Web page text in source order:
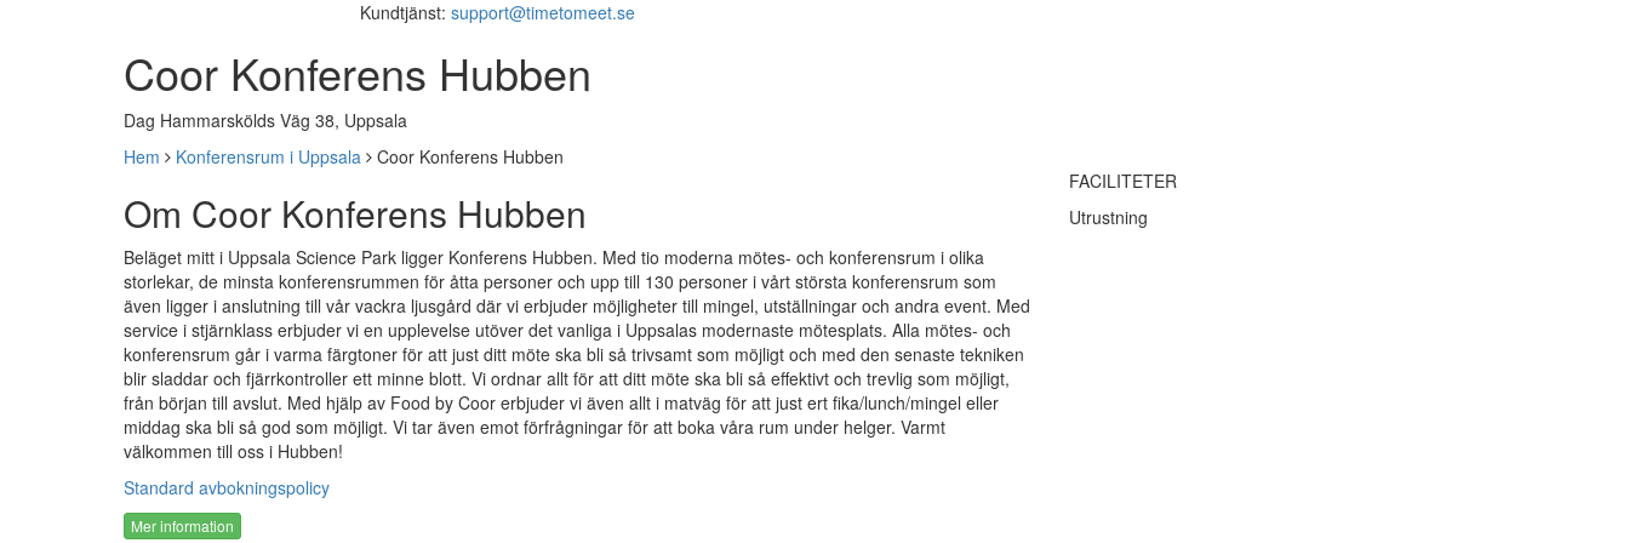
Kundtjänst: support@timetomeet.se
Coor Konferens Hubben
Dag Hammarskölds Väg 38, Uppsala
Hem
Konferensrum i Uppsala Coor Konferens Hubben
Om Coor Konferens Hubben
Beläget mitt i Uppsala Science Park ligger Konferens Hubben. Med tio moderna mötes- och konferensrum i olika
storlekar, de minsta konferensrummen för åtta personer och upp till 130 personer i vårt största konferensrum som
även ligger i anslutning till vår vackra ljusgård där vi erbjuder möjligheter till mingel, utställningar och andra event. Med
service i stjärnklass erbjuder vi en upplevelse utöver det vanliga i Uppsalas modernaste mötesplats. Alla mötes- och
konferensrum går i varma färgtoner för att just ditt möte ska bli så trivsamt som möjligt och med den senaste tekniken
blir sladdar och fjärrkontroller ett minne blott. Vi ordnar allt för att ditt möte ska bli så effektivt och trevlig som möjligt,
från början till avslut. Med hjälp av Food by Coor erbjuder vi även allt i matväg för att just ert fika/lunch/mingel eller
middag ska bli så god som möjligt. Vi tar även emot förfrågningar för att boka våra rum under helger. Varmt
välkommen till oss i Hubben!
Standard avbokningspolicy
Mer information
FACILITETER
Utrustning